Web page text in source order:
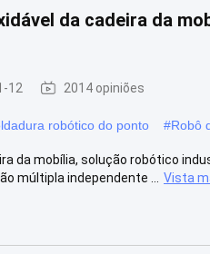
da cadeira da
12 2014 opiniões
robótico do ponto #Robô
da mobília, solução robótico
múltipla independente ...
Vista